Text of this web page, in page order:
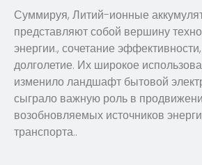
Суммируя, Литий-ионные
представляют собой вершину
энергии., сочетание
долголетие. Их широкое
изменило ландшафт бытовой
сыграло важную роль в
возобновляемых источников
транспорта..